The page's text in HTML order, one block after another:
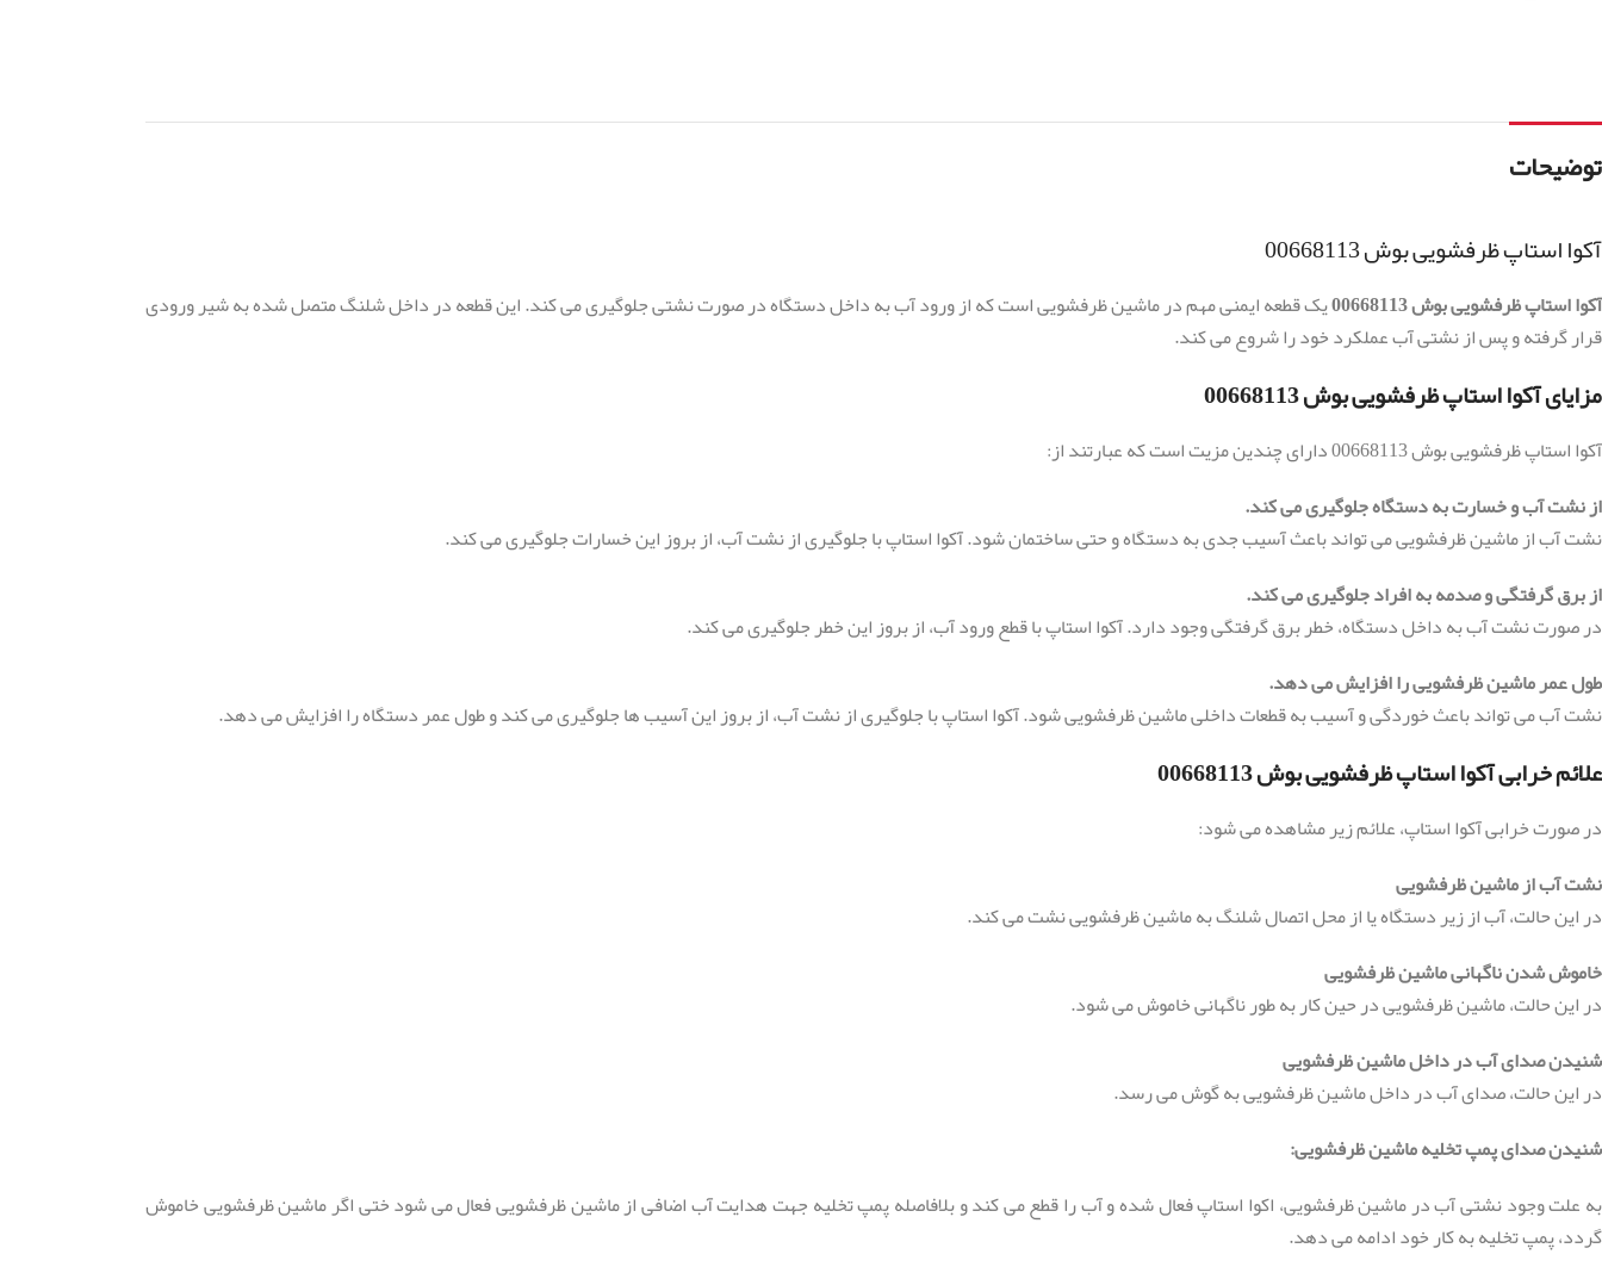
توضیحات
آکوا استاپ ظرفشویی بوش 00668113
آکوا استاپ ظرفشویی بوش 00668113
یک قطعه ایمنی مهم در ماشین ظرفشویی است که از ورود آب به داخل دستگاه در صورت نشتی جلوگیری می کند. این قطعه در داخل شلنگ متصل شده به شیر ورودی
قرار گرفته و پس از نشتی آب عملکرد خود را شروع می کند.
مزایای آکوا استاپ ظرفشویی بوش 00668113
آکوا استاپ ظرفشویی بوش 00668113 دارای چندین مزیت است که عبارتند از:
از نشت آب و خسارت به دستگاه جلوگیری می کند.
نشت آب از ماشین ظرفشویی می تواند باعث آسیب جدی به دستگاه و حتی ساختمان شود. آکوا استاپ با جلوگیری از نشت آب، از بروز این خسارات جلوگیری می کند.
از برق گرفتگی و صدمه به افراد جلوگیری می کند.
در صورت نشت آب به داخل دستگاه، خطر برق گرفتگی وجود دارد. آکوا استاپ با قطع ورود آب، از بروز این خطر جلوگیری می کند.
طول عمر ماشین ظرفشویی را افزایش می دهد.
نشت آب می تواند باعث خوردگی و آسیب به قطعات داخلی ماشین ظرفشویی شود. آکوا استاپ با جلوگیری از نشت آب، از بروز این آسیب ها جلوگیری می کند و طول عمر دستگاه را افزایش می دهد.
علائم خرابی آکوا استاپ ظرفشویی بوش 00668113
در صورت خرابی آکوا استاپ، علائم زیر مشاهده می شود:
نشت آب از ماشین ظرفشویی
در این حالت، آب از زیر دستگاه یا از محل اتصال شلنگ به ماشین ظرفشویی نشت می کند.
خاموش شدن ناگهانی ماشین ظرفشویی
در این حالت، ماشین ظرفشویی در حین کار به طور ناگهانی خاموش می شود.
شنیدن صدای آب در داخل ماشین ظرفشویی
در این حالت، صدای آب در داخل ماشین ظرفشویی به گوش می رسد.
شنیدن صدای پمپ تخلیه ماشین ظرفشویی:
به علت وجود نشتی آب در ماشین ظرفشویی، اکوا استاپ فعال شده و آب را قطع می کند و بلافاصله پمپ تخلیه جهت هدایت آب اضافی از ماشین ظرفشویی فعال می شود ختی اگر ماشین ظرفشویی خاموش
گردد، پمپ تخلیه به کار خود ادامه می دهد.